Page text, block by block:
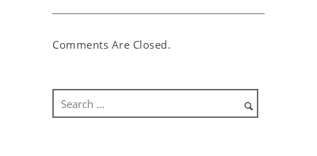
Comments Are Closed.